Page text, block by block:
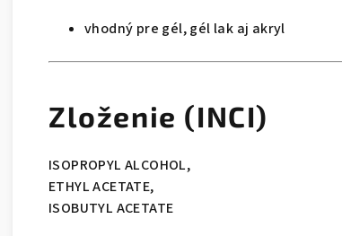
vhodný pre gél, gél lak aj akryl
Zloženie (INCI)
ISOPROPYL ALCOHOL,
ETHYL ACETATE,
ISOBUTYL ACETATE